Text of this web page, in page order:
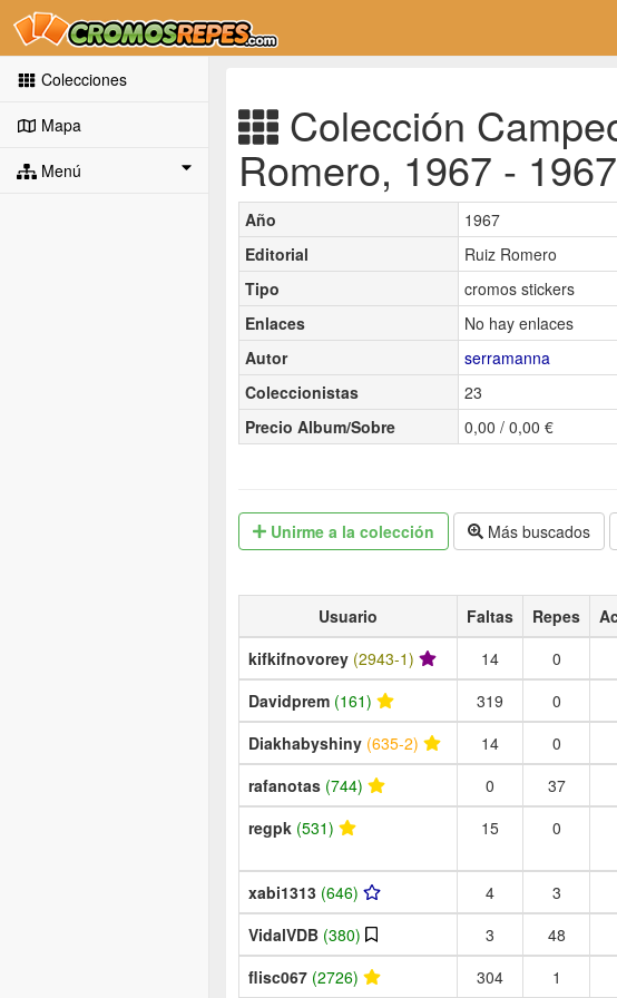
Colecciones
Mapa
Menú
Colección
Romero, 1967 -
Año
1967
Editorial
Ruiz Romero
Tipo
cromos stickers
Enlaces
No hay enlaces
Autor
serramanna
Coleccionistas
23
Precio Album/Sobre
0,00 / 0,00 €
Unirme a la colección Más buscados
Usuario Faltas Repes
kifkifnovorey (2943-1) 14 0
Davidprem (161) 319 0
Diakhabyshiny (635-2) 14 0
rafanotas (744) 0 37
regpk (531) 15 0
xabi1313 (646) 4 3
VidalVDB (380) 3 48
flisc067 (2726) 304 1